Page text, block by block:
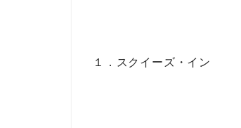
１．スクイーズ・イン